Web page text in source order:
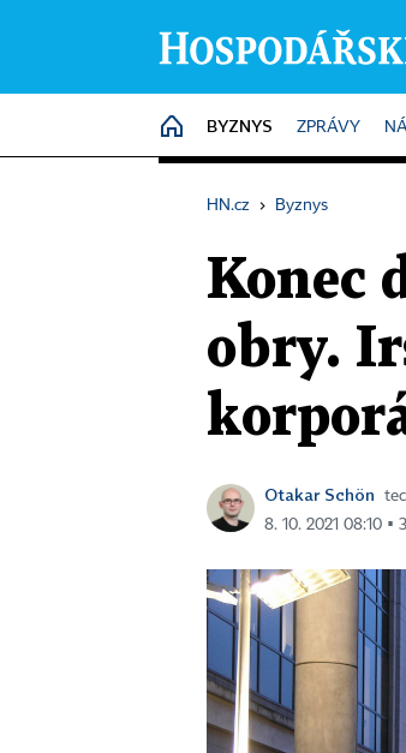
HOME
BYZNYS ZPRÁVY
HN.cz › Byznys
Konec
obry.
Otakar Schön
8. 10. 2021 08:10 ▪